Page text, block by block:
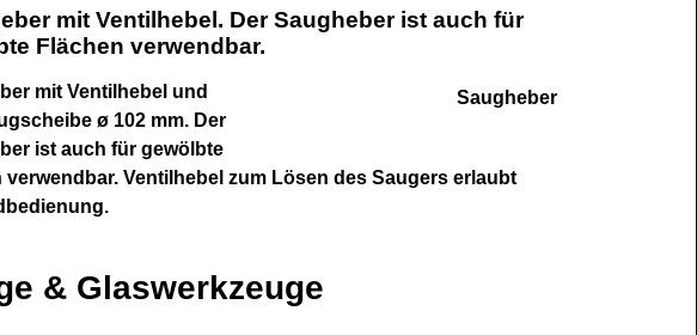
mit Ventilhebel. Der Saugheber ist auch für
Flächen verwendbar.
Saugheber
mit Ventilhebel und
ø 102 mm. Der
ist auch für gewölbte
verwendbar. Ventilhebel zum Lösen des Saugers erlaubt
& Glaswerkzeuge